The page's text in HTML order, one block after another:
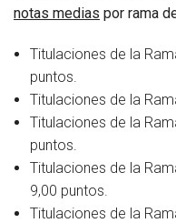
notas medias por rama
Titulaciones de la
puntos.
Titulaciones de la
Titulaciones de la
puntos.
Titulaciones de la
9,00 puntos.
Titulaciones de la